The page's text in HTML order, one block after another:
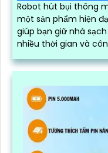
Robot hút bụi thông
một sản phẩm hiện
giúp bạn giữ nhà
nhiều thời gian và